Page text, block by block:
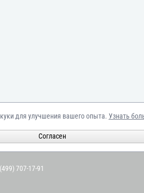
для улучшения вашего опыта. Узнать
Согласен
707-17-91